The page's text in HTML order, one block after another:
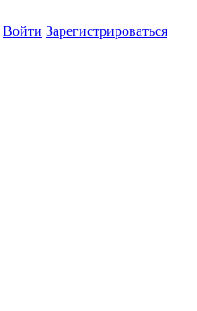
Войти Зарегистрироваться